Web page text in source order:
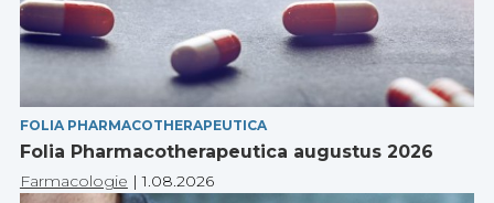
FOLIA PHARMACOTHERAPEUTICA
Folia Pharmacotherapeutica augustus 2026
Farmacologie |1.08.2026